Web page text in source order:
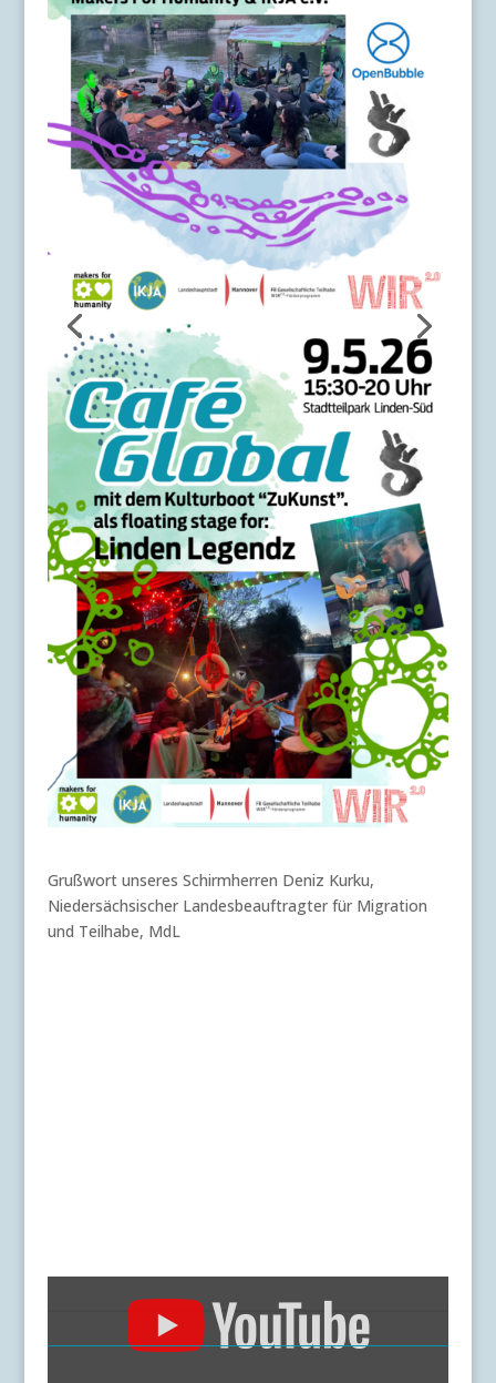
Grußwort unseres Schirmherren Deniz Kurku,
Niedersächsischer Landesbeauftragter für Migration
und Teilhabe, MdL
für